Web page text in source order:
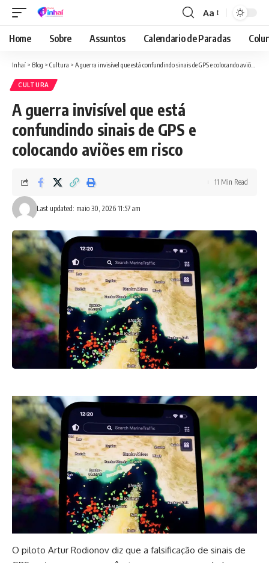
Font
Resizer
Aa
Home Sobre Assuntos Calendario de Paradas
Inhaí > Blog > Cultura > A guerra invisível que está confundindo sinais de GPS e colocando aviões em risco
CULTURA
A guerra invisível que está
confundindo sinais de GPS e
colocando aviões em risco
Last updated: maio 30, 2026 11:57 am
11 Min Read
O piloto Artur Rodionov diz que a falsificação de sinais de